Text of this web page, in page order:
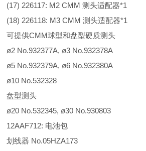
(17) 226117: M2 CMM 测头适配器*1
(18) 226118: M3 CMM 测头适配器*1
可提供CMM球型和盘型硬质测头
ø2 No.932377A, ø3 No.932378A
ø5 No.932379A, ø6 No.932380A
ø10 No.532328
盘型测头
ø20 No.532345, ø30 No.930803
12AAF712: 电池包
划线器 No.05HZA173